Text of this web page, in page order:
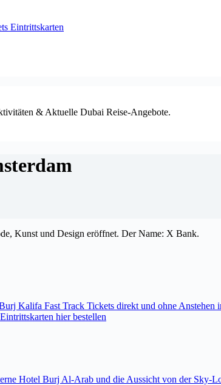
Eintrittskarten
& Aktuelle Dubai Reise-Angebote.
Kunst und Design eröffnet. Der Name: X Bank.
Kalifa Fast Track Tickets direkt und ohne
hier bestellen
Hotel Burj Al-Arab und die Aussicht von der Sky-